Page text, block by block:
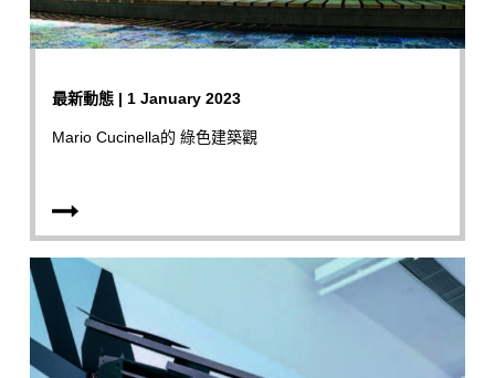
最新動態 | 1 January 2023
Mario Cucinella的 綠色建築觀